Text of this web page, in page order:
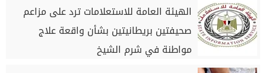
الهيئة العامة للاستعلامات ترد على مزاعم
صحيفتين بريطانيتين بشأن واقعة علاج
مواطنة في شرم الشيخ